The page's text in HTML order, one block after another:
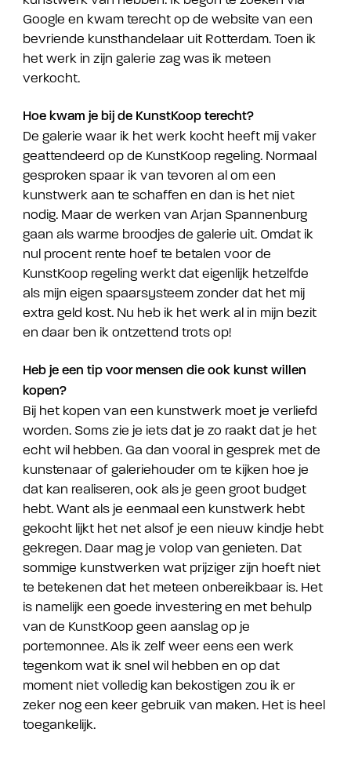
Google en kwam terecht op de website van een
bevriende kunsthandelaar uit Rotterdam. Toen ik
het werk in zijn galerie zag was ik meteen
verkocht.
Hoe kwam je bij de KunstKoop terecht?
De galerie waar ik het werk kocht heeft mij vaker
geattendeerd op de KunstKoop regeling. Normaal
gesproken spaar ik van tevoren al om een
kunstwerk aan te schaffen en dan is het niet
nodig. Maar de werken van Arjan Spannenburg
gaan als warme broodjes de galerie uit. Omdat ik
nul procent rente hoef te betalen voor de
KunstKoop regeling werkt dat eigenlijk hetzelfde
als mijn eigen spaarsysteem zonder dat het mij
extra geld kost. Nu heb ik het werk al in mijn bezit
en daar ben ik ontzettend trots op!
Heb je een tip voor mensen die ook kunst willen
kopen?
Bij het kopen van een kunstwerk moet je verliefd
worden. Soms zie je iets dat je zo raakt dat je het
echt wil hebben. Ga dan vooral in gesprek met de
kunstenaar of galeriehouder om te kijken hoe je
dat kan realiseren, ook als je geen groot budget
hebt. Want als je eenmaal een kunstwerk hebt
gekocht lijkt het net alsof je een nieuw kindje hebt
gekregen. Daar mag je volop van genieten. Dat
sommige kunstwerken wat prijziger zijn hoeft niet
te betekenen dat het meteen onbereikbaar is. Het
is namelijk een goede investering en met behulp
van de KunstKoop geen aanslag op je
portemonnee. Als ik zelf weer eens een werk
tegenkom wat ik snel wil hebben en op dat
moment niet volledig kan bekostigen zou ik er
zeker nog een keer gebruik van maken. Het is heel
toegankelijk.